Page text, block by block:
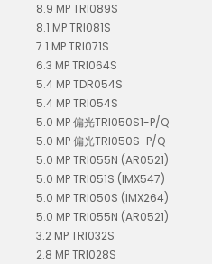
8.9 MP TRI089S
8.1 MP TRI081S
7.1 MP TRI071S
6.3 MP TRI064S
5.4 MP TDR054S
5.4 MP TRI054S
5.0 MP 偏光TRI050S1-P/Q
5.0 MP 偏光TRI050S-P/Q
5.0 MP TRI055N (AR0521)
5.0 MP TRI051S (IMX547)
5.0 MP TRI050S (IMX264)
5.0 MP TRI055N (AR0521)
3.2 MP TRI032S
2.8 MP TRI028S